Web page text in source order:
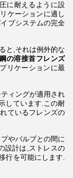
に耐えるように設
ケーションに適し
プシステムの完全
と,それは例外的な
の溶接首フレンズ
リケーションに最
ィングが適用され
しています.この耐
ているフレンズの
やバルブとの間に
設計は,ストレスの
行を可能にします.